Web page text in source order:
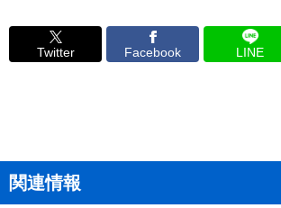
Twitter Facebook LINE
関連情報